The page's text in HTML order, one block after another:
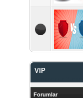
VIP
Forumlar